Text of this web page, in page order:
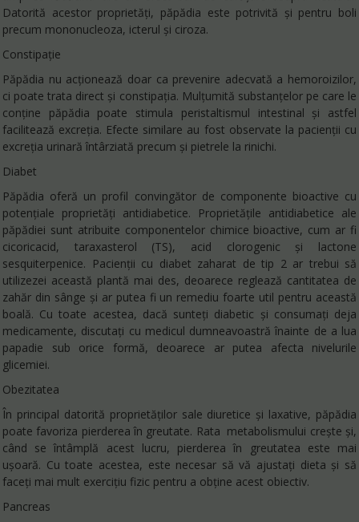
Datorită acestor proprietăți, păpădia este potrivită și pentru boli
precum mononucleoza, icterul și ciroza.
Constipație
Păpădia nu acționează doar ca prevenire adecvată a hemoroizilor,
ci poate trata direct și constipația. Mulțumită substanțelor pe care le
conține păpădia poate stimula peristaltismul intestinal și astfel
facilitează excreția. Efecte similare au fost observate la pacienții cu
excreția urinară întârziată precum și pietrele la rinichi.
Diabet
Păpădia oferă un profil convingător de componente bioactive cu
potențiale proprietăți antidiabetice. Proprietățile antidiabetice ale
păpădiei sunt atribuite componentelor chimice bioactive, cum ar fi
cicoricacid, taraxasterol (TS), acid clorogenic și lactone
sesquiterpenice. Pacienții cu diabet zaharat de tip 2 ar trebui să
utilizezei această plantă mai des, deoarece reglează cantitatea de
zahăr din sânge și ar putea fi un remediu foarte util pentru această
boală. Cu toate acestea, dacă sunteți diabetic și consumați deja
medicamente, discutați cu medicul dumneavoastră înainte de a lua
papadie sub orice formă, deoarece ar putea afecta nivelurile
glicemiei.
Obezitatea
În principal datorită proprietăților sale diuretice și laxative, păpădia
poate favoriza pierderea în greutate. Rata metabolismului crește și,
când se întâmplă acest lucru, pierderea în greutatea este mai
ușoară. Cu toate acestea, este necesar să vă ajustați dieta și să
faceți mai mult exercițiu fizic pentru a obține acest obiectiv.
Pancreas